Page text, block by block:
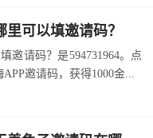
可以填邀请码？
邀请码？是594731964。点
邀请码，获得1000金...